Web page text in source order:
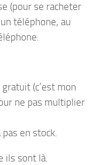
(pour se racheter
téléphone, au
(c’est mon
ne pas multiplier
en stock.
ils sont là.